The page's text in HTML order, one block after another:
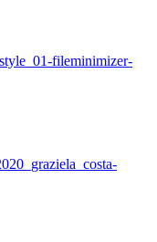
fileminimizer-